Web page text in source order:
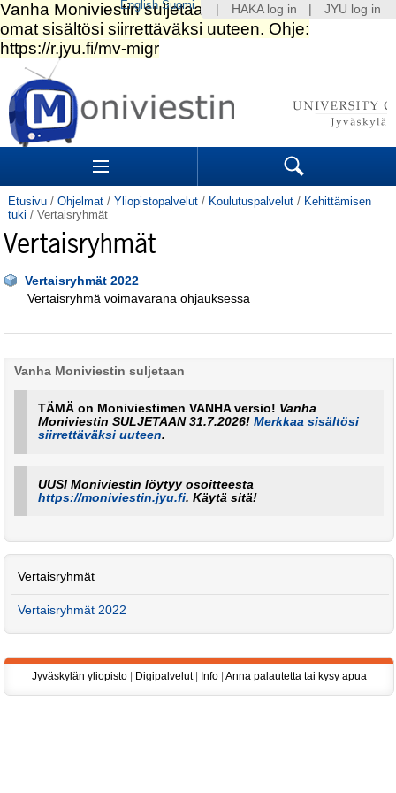
Siirry
sisältöön.
|
Siirry
navigointiin
Sections Search
Etusivu / Ohjelmat / Yliopistopalvelut / Koulutuspalvelut / Kehittämisen
tuki / Vertaisryhmät
Vertaisryhmät
Vertaisryhmät 2022
Vertaisryhmä voimavarana ohjauksessa
Vanha Moniviestin suljetaan
TÄMÄ on Moniviestimen VANHA versio! Vanha
Moniviestin SULJETAAN 31.7.2026!Merkkaa sisältösi
siirrettäväksi uuteen.
UUSI Moniviestin löytyy osoitteesta
https://moniviestin.jyu.fi. Käytä sitä!
Vertaisryhmät
Vertaisryhmät 2022
HAKA log in JYU log in
English Suomi
Jyväskylän yliopisto| Digipalvelut| Info| Anna palautetta tai kysy apua